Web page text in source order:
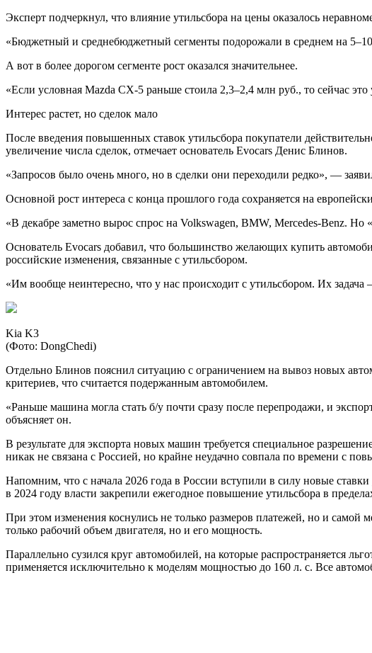
Эксперт подчеркнул, что влияние утильсбора на цены оказалось
«Бюджетный и среднебюджетный сегменты подорожали в среднем на
А вот в более дорогом сегменте рост оказался значительнее.
«Если условная Mazda CX-5 раньше стоила 2,3–2,4 млн руб., то сейчас
Интерес растет, но сделок мало
После введения повышенных ставок утильсбора покупатели
увеличение числа сделок, отмечает основатель Evocars Денис Блинов.
«Запросов было очень много, но в сделки они переходили редко», —
Основной рост интереса с конца прошлого года сохраняется на
«В декабре заметно вырос спрос на Volkswagen, BMW, Mercedes-Benz.
Основатель Evocars добавил, что большинство желающих купить
российские изменения, связанные с утильсбором.
«Им вообще неинтересно, что у нас происходит с утильсбором. Их
Kia K3
(Фото: DongChedi)
Отдельно Блинов пояснил ситуацию с ограничением на вывоз новых
критериев, что считается подержанным автомобилем.
«Раньше машина могла стать б/у почти сразу после перепродажи, и
объясняет он.
В результате для экспорта новых машин требуется специальное
никак не связана с Россией, но крайне неудачно совпала по времени с
Напомним, что с начала 2026 года в России вступили в силу новые
в 2024 году власти закрепили ежегодное повышение утильсбора в
При этом изменения коснулись не только размеров платежей, но и самой
только рабочий объем двигателя, но и его мощность.
Параллельно сузился круг автомобилей, на которые распространяется
применяется исключительно к моделям мощностью до 160 л. с. Все